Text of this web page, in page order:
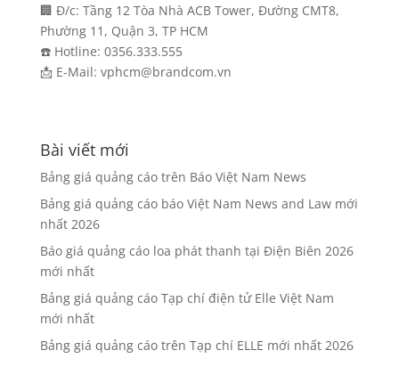
🏢 Đ/c: Tầng 12 Tòa Nhà ACB Tower, Đường CMT8,
Phường 11, Quận 3, TP HCM
☎️ Hotline: 0356.333.555
📩 E-Mail: vphcm@brandcom.vn
Bài viết mới
Bảng giá quảng cáo trên Báo Việt Nam News
Bảng giá quảng cáo báo Việt Nam News and Law mới
nhất 2026
Báo giá quảng cáo loa phát thanh tại Điện Biên 2026
mới nhất
Bảng giá quảng cáo Tạp chí điện tử Elle Việt Nam
mới nhất
Bảng giá quảng cáo trên Tạp chí ELLE mới nhất 2026